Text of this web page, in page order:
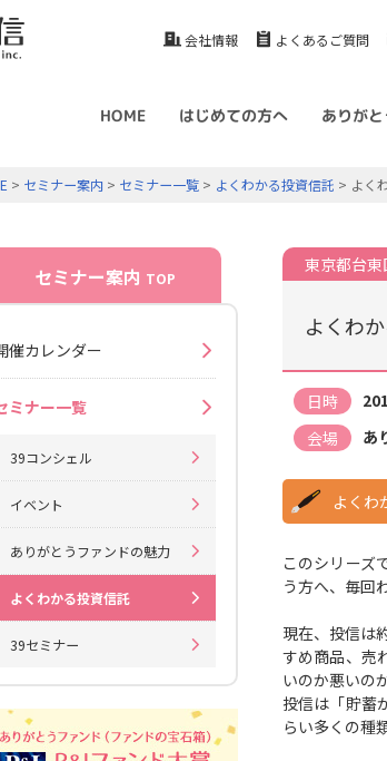
会社情報 よくあるご質問
HOME はじめての方へ ありが
> セミナー案内 > セミナー一覧 > よくわかる投資信託 > よく
東京都台東
よくわ
日時
会場
あ
よくわ
このシリーズ
う方へ、毎回
現在、投信は
すめ商品、売
いのか悪いの
投信は「貯蓄
らい多くの種
セミナー案内 TOP
催カレンダー
ミナー一覧
39コンシェル
イベント
ありがとうファンドの魅力
よくわかる投資信託
39セミナー